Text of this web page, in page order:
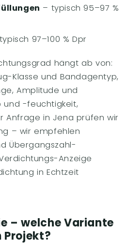
– typisch 95–97 %
97–100 % Dpr
hängt ab von:
Klasse und Bandagentyp,
Amplitude und
und -feuchtigkeit,
Anfrage in Jena prüfen wir
– wir empfehlen
Übergangszahl-
Anzeige
in Echtzeit
– welche Variante
Projekt?